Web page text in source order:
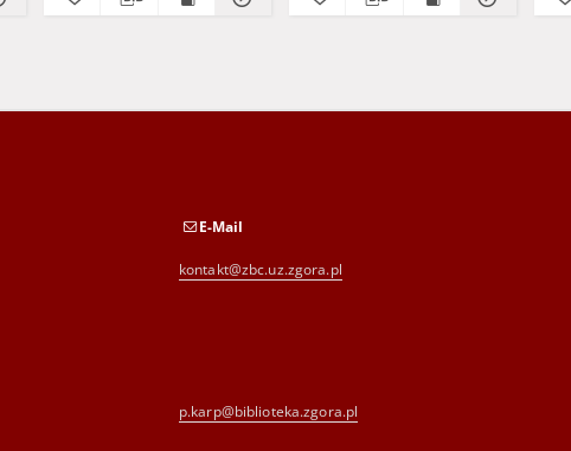
E-Mail
kontakt@zbc.uz.zgora.pl
p.karp@biblioteka.zgora.pl